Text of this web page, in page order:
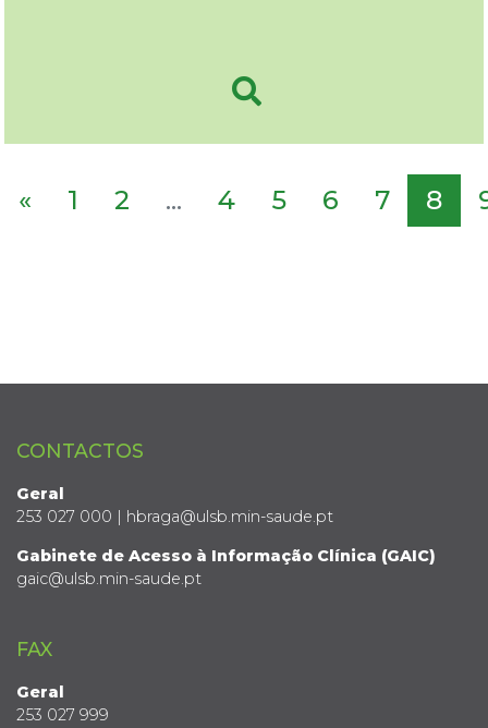
« 1 2 ... 4 5 6 7 8
CONTACTOS
Geral
253 027 000 | hbraga@ulsb.min-saude.pt
Gabinete de Acesso à Informação Clínica (GAIC)
gaic@ulsb.min-saude.pt
FAX
Geral
253 027 999